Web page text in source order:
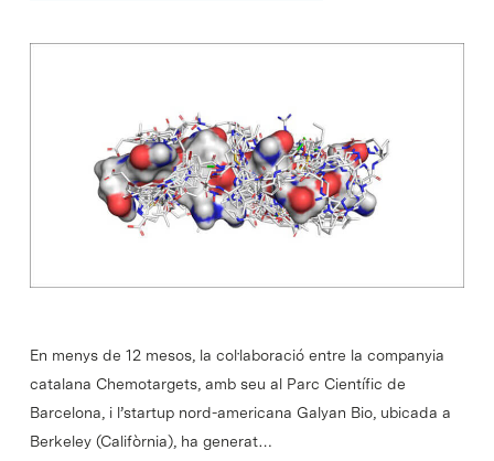
En menys de 12 mesos, la col·laboració entre la companyia
catalana Chemotargets, amb seu al Parc Científic de
Barcelona, i l’startup nord-americana Galyan Bio, ubicada a
Berkeley (Califòrnia), ha generat…